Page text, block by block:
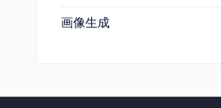
画像生成